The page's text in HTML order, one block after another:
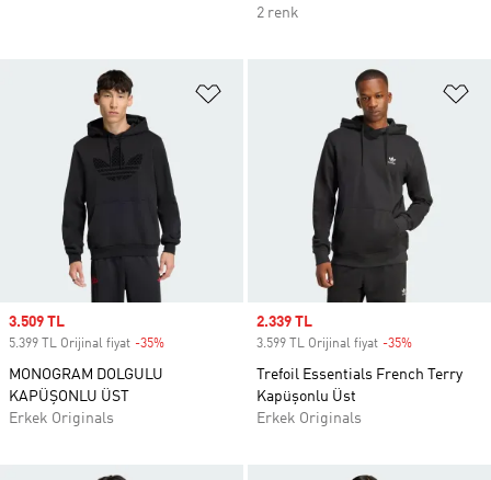
2 renk
Favori Listesine Ekle
Sale price
3.509 TL
5.399 TL Orijinal fiyat -35%
MONOGRAM DOLGULU
KAPÜŞONLU ÜST
Erkek Originals
Sale price
2.339 TL
3.599 TL Orijinal fiyat -35%
Trefoil Essentials French Terry
Kapüşonlu Üst
Erkek Originals